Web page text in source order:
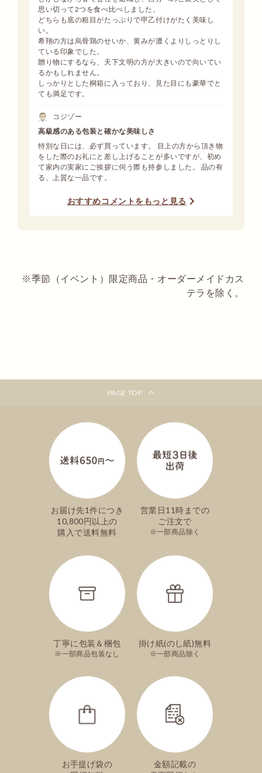
思い切って2つを食べ比べしました。
どちらも底の粗目がたっぷりで甲乙付けがたく美味し
い。
希翔の方は烏骨鶏のせいか、黄みが濃くよりしっとりし
ている印象でした。
贈り物にするなら、天下文明の方が大きいので向いてい
るかもしれません。
しっかりとした桐箱に入っており、見た目にも豪華でと
ても満足です。
コジゾー
高級感のある包装と確かな美味しさ
特別な日には、必ず買っています。 目上の方から頂き物
をした際のお礼にと差し上げることが多いですが、初め
て家内の実家にご挨拶に伺う際も持参しました。 品の有
る、上質な一品です。
おすすめコメントをもっと見る
※季節（イベント）限定商品・オーダーメイドカス
テラを除く。
PAGE TOP
お届け先1件につき
10,800円以上の
購入で送料無料
営業日11時までの
ご注文で
一部商品除く
丁寧に包装＆梱包
一部商品包装なし
掛け紙(のし紙)無料
一部商品除く
お手提げ袋の
金額記載の